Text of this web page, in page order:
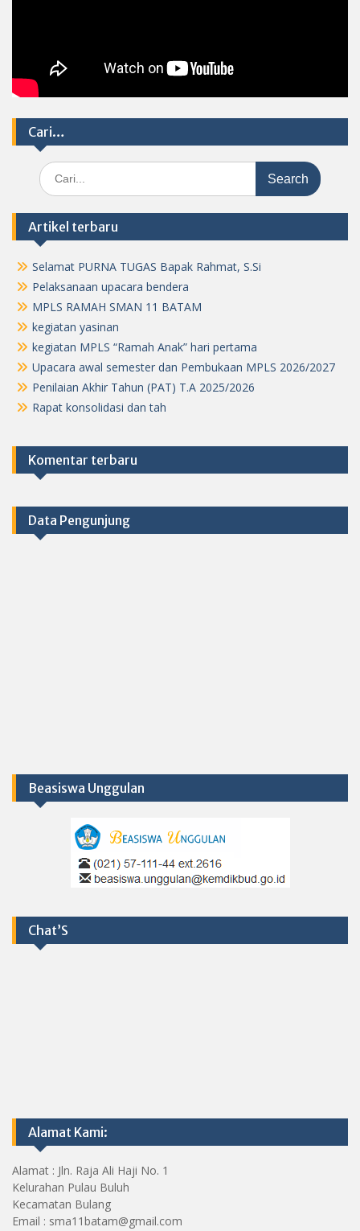
Cari…
Search
for:
Artikel terbaru
Selamat PURNA TUGAS Bapak Rahmat, S.Si
Pelaksanaan upacara bendera
MPLS RAMAH SMAN 11 BATAM
kegiatan yasinan
kegiatan MPLS “Ramah Anak” hari pertama
Upacara awal semester dan Pembukaan MPLS 2026/2027
Penilaian Akhir Tahun (PAT) T.A 2025/2026
Rapat konsolidasi dan tah
Komentar terbaru
Data Pengunjung
Beasiswa Unggulan
Chat’S
Alamat Kami:
Alamat : Jln. Raja Ali Haji No. 1
Kelurahan Pulau Buluh
Kecamatan Bulang
Email : sma11batam@gmail.com